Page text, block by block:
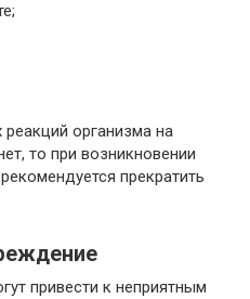
реакций организма на
то при возникновении
прекратить
привести к неприятным